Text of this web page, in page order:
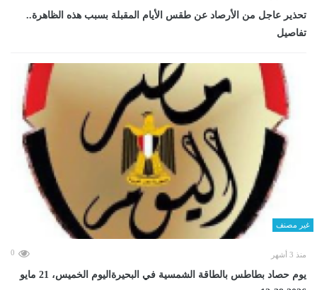
تحذير عاجل من الأرصاد عن طقس الأيام المقبلة بسبب هذه الظاهرة..
تفاصيل
غير مصنف
منذ 3 أشهر 0
يوم حصاد بطاطس بالطاقة الشمسية في البحيرةاليوم الخميس، 21 مايو